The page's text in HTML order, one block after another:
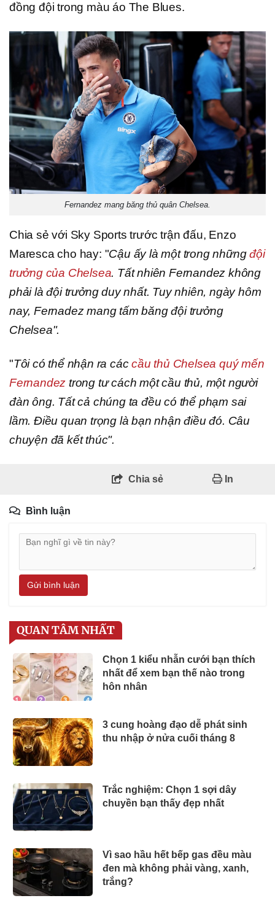
đồng đội trong màu áo The Blues.
Fernandez mang băng thủ quân Chelsea.
Chia sẻ với Sky Sports trước trận đấu, Enzo
Maresca cho hay: "Cậu ấy là một trong nhữngđội
trưởng của Chelsea. Tất nhiên Fernandez không
phải là đội trưởng duy nhất. Tuy nhiên, ngày hôm
nay, Fernadez mang tấm băng đội trưởng
Chelsea".
"Tôi có thể nhận ra cáccầu thủ Chelsea quý mến
Fernandez trong tư cách một cầu thủ, một người
đàn ông. Tất cả chúng ta đều có thể phạm sai
lầm. Điều quan trọng là bạn nhận điều đó. Câu
chuyện đã kết thúc".
Chia sẻ In
Bình luận
Gửi bình luận
QUAN TÂM NHẤT
Chọn 1 kiểu nhẫn cưới bạn thích
nhất để xem bạn thế nào trong
hôn nhân
3 cung hoàng đạo dễ phát sinh
thu nhập ở nửa cuối tháng 8
Trắc nghiệm: Chọn 1 sợi dây
chuyền bạn thấy đẹp nhất
Vì sao hầu hết bếp gas đều màu
đen mà không phải vàng, xanh,
trắng?